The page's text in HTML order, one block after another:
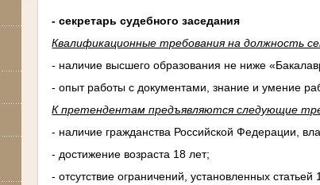
- секретарь судебного заседания
Квалификационные требования на должность
- наличие высшего образования не ниже
- опыт работы с документами, знание и умение
К претендентам предъявляются следующие
- наличие гражданства Российской Федерации,
- достижение возраста 18 лет;
- отсутствие ограничений, установленных